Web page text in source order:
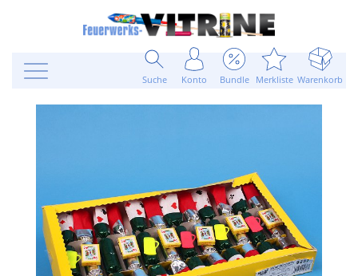
Suche Konto Bundle Merkliste Warenkorb